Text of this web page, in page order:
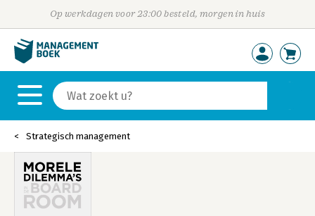
Op werkdagen voor 23:00 besteld, morgen in huis
Strategisch management